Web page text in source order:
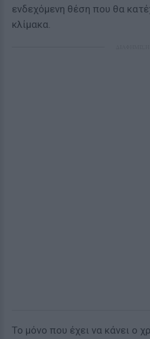
ενδεχόμενη θέση που θα
κλίμακα.
Το μόνο που έχει να κάνει ο